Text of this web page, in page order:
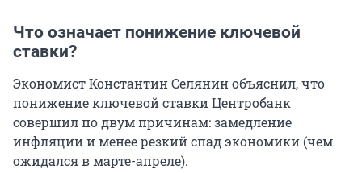
Что означает понижение ключевой
ставки?
Экономист Константин Селянин объяснил, что
понижение ключевой ставки Центробанк
совершил по двум причинам: замедление
инфляции и менее резкий спад экономики (чем
ожидался в марте-апреле).